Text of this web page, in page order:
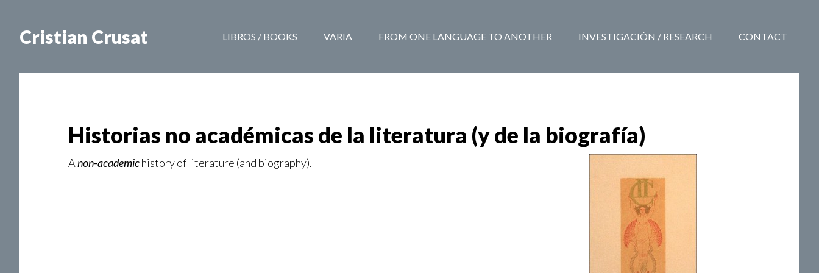
Cristian Crusat LIBROS / BOOKS VARIA FROM ONE LANGUAGE TO ANOTHER INVESTIGACIÓN / RESEARCH CONTACT
Historias no académicas de la literatura (y de la biografía)
Anon-academichistory of literature (and biography).